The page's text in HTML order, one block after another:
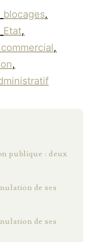
blocages,
Etat,
,
,
publique : deux
de ses
de ses